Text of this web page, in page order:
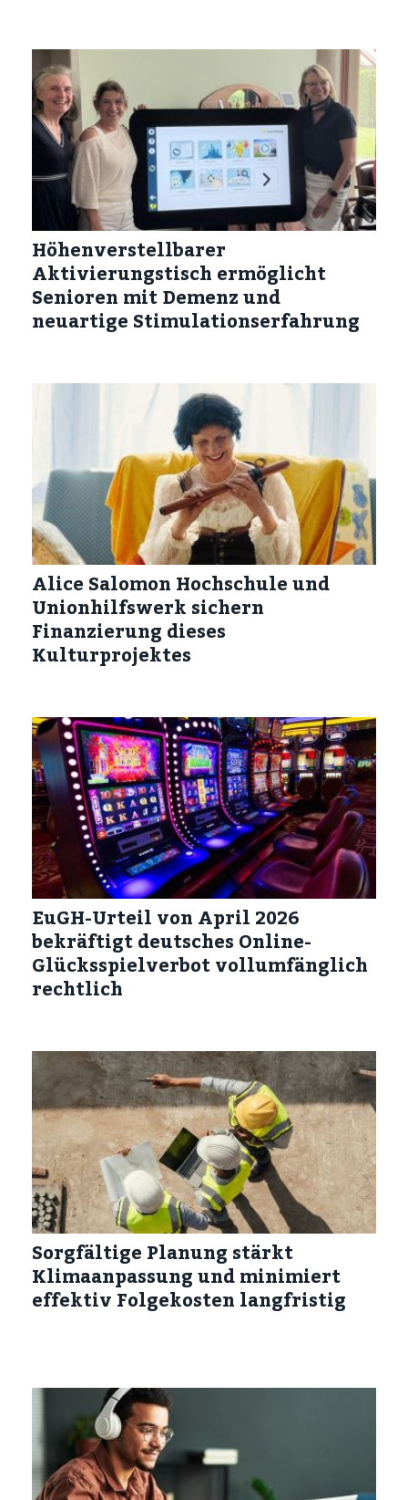
Höhenverstellbarer
Aktivierungstisch ermöglicht
Senioren mit Demenz und
neuartige Stimulationserfahrung
Alice Salomon Hochschule und
Unionhilfswerk sichern
Finanzierung dieses
Kulturprojektes
EuGH-Urteil von April 2026
bekräftigt deutsches Online-
Glücksspielverbot vollumfänglich
rechtlich
Sorgfältige Planung stärkt
Klimaanpassung und minimiert
effektiv Folgekosten langfristig